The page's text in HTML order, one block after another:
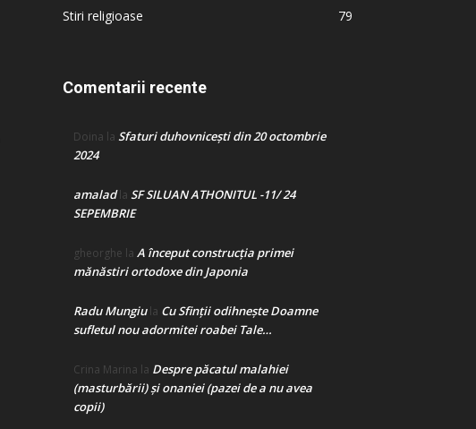
Stiri religioase
79
Comentarii recente
Doina la Sfaturi duhovnicești din 20 octombrie
2024
amaladla SF SILUAN ATHONITUL -11/ 24
SEPEMBRIE
gheorghe la A început construcţia primei
mănăstiri ortodoxe din Japonia
Radu Mungiula Cu Sfinții odihnește Doamne
sufletul nou adormitei roabei Tale…
Crina Marina la Despre păcatul malahiei
(masturbării) şi onaniei (pazei de a nu avea
copii)